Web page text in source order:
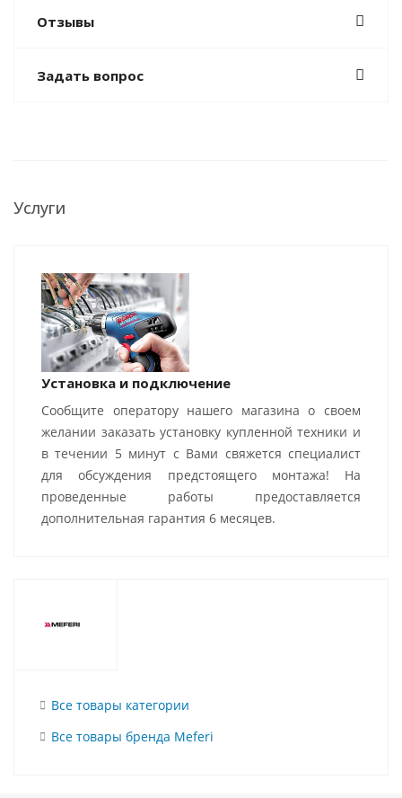
Отзывы
Задать вопрос
Услуги
Установка и подключение
Сообщите оператору нашего магазина о своем
желании заказать установку купленной техники и
в течении 5 минут с Вами свяжется специалист
для обсуждения предстоящего монтажа! На
проведенные работы предоставляется
дополнительная гарантия 6 месяцев.
Все товары категории
Все товары бренда Meferi